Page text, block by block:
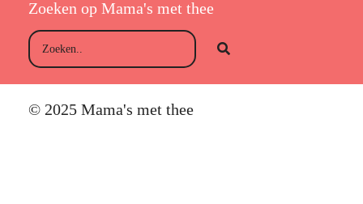
Zoeken op Mama's met thee
© 2025 Mama's met thee